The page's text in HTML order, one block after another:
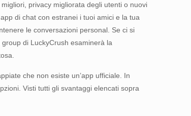
privacy migliorata degli utenti o nuovi
di chat con estranei i tuoi amici e la tua
le conversazioni personal. Se ci si
di LuckyCrush esaminerà la
che non esiste un’app ufficiale. In
Visti tutti gli svantaggi elencati sopra